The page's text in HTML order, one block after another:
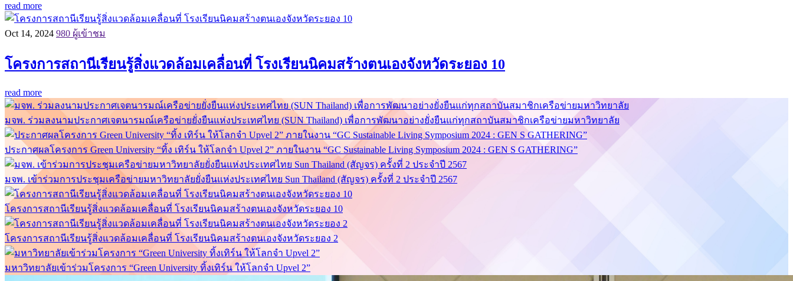
read more
Oct 14, 2024 980 ผู้เข้าชม
โครงการสถานีเรียนรู้สิ่งแวดล้อมเคลื่อนที่ โรงเรียนนิคมสร้างตนเองจังหวัดระยอง 10
read more
มจพ. ร่วมลงนามประกาศเจตนารมณ์เครือข่ายยั่งยืนแห่งประเทศไทย (SUN Thailand) เพื่อการพัฒนาอย่างยั่งยืนแก่ทุกสถาบันสมาชิกเครือข่ายมหาวิทยาลัย
ประกาศผลโครงการ Green University “ทิ้ง เทิร์น ให้โลกจำ Upvel 2” ภายในงาน “GC Sustainable Living Symposium 2024 : GEN S GATHERING”
มจพ. เข้าร่วมการประชุมเครือข่ายมหาวิทยาลัยยั่งยืนแห่งประเทศไทย Sun Thailand (สัญจร) ครั้งที่ 2 ประจำปี 2567
โครงการสถานีเรียนรู้สิ่งแวดล้อมเคลื่อนที่ โรงเรียนนิคมสร้างตนเองจังหวัดระยอง 10
โครงการสถานีเรียนรู้สิ่งแวดล้อมเคลื่อนที่ โรงเรียนนิคมสร้างตนเองจังหวัดระยอง 2
มหาวิทยาลัยเข้าร่วมโครงการ “Green University ทิ้งเทิร์น ให้โลกจำ Upvel 2”